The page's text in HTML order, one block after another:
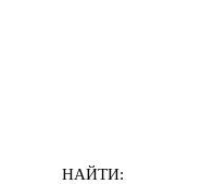
НАЙТИ: